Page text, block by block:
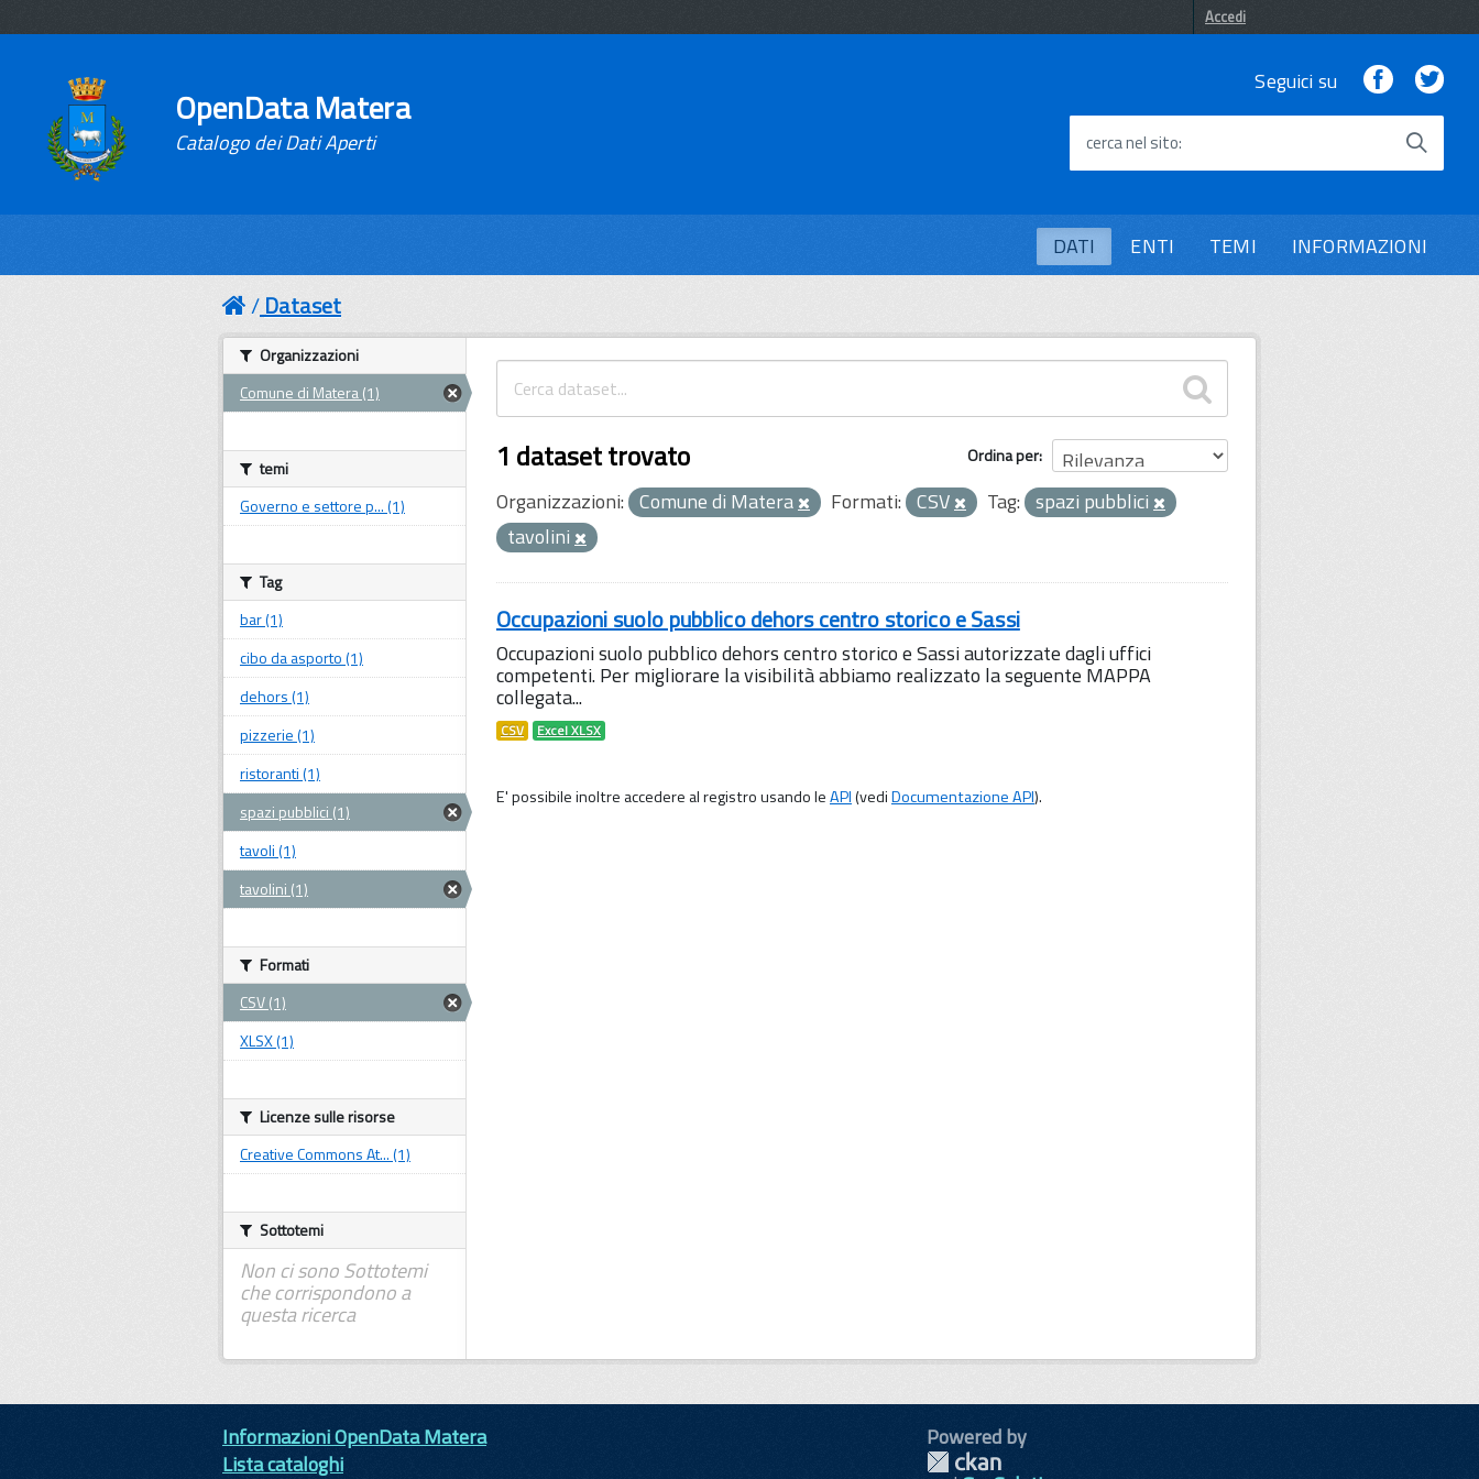
Accedi
OpenData Matera
Catalogo dei Dati Aperti
Seguici su Facebook
cerca nel sito
DATI ENTI TEMI INFORMAZIONI
Dataset
Ordina per
1 dataset trovato
Organizzazioni: Comune di Matera Formati: CSV Tag: spazi pubblici
tavolini
Occupazioni suolo pubblico dehors centro storico e Sassi
Occupazioni suolo pubblico dehors centro storico e Sassi autorizzate dagli uffici
competenti. Per migliorare la visibilità abbiamo realizzato la seguente MAPPA
collegata...
CSV Excel XLSX
E' possibile inoltre accedere al registro usando leAPI(vediDocumentazione API).
Organizzazioni
Comune di Matera (1)
temi
Governo e settore p... (1)
Tag
bar (1)
cibo da asporto (1)
dehors (1)
pizzerie (1)
ristoranti (1)
spazi pubblici (1)
tavoli (1)
tavolini (1)
Formati
CSV (1)
XLSX (1)
Licenze sulle risorse
Creative Commons At... (1)
Sottotemi
Non ci sono Sottotemi
che corrispondono a
questa ricerca
Informazioni OpenData Matera
Lista cataloghi
Powered by